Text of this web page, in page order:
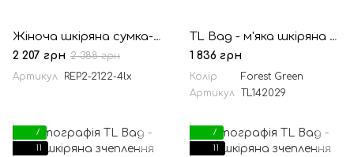
Жіноча шкіряна сумка-чохол REP2-2122-4lx TARWA, руда
2 207 грн 2 388 грн
Артикул
REP2-2122-4lx
TL Bag - м'яка шкіряна зчеплення TL142029 Лісовий зелений
1 836 грн
Колір
Forest Green
Артикул
TL142029
7
11
7
11